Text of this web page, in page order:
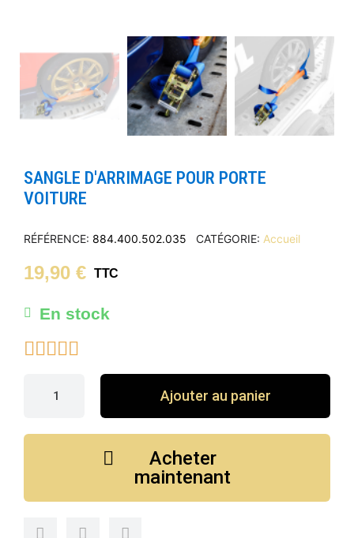
SANGLE D'ARRIMAGE POUR PORTE
VOITURE
RÉFÉRENCE 884.400.502.035 CATÉGORIE Accueil
19,90 € TTC
En stock

Ajouter au panier
Acheter
maintenant